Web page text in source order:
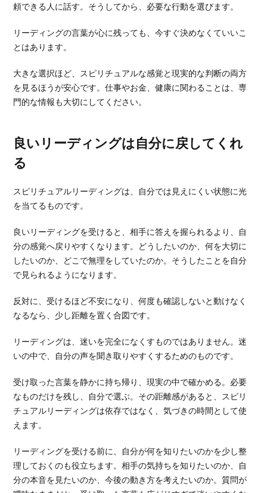
頼できる人に話す。そうしてから、必要な行動を選びます。
リーディングの言葉が心に残っても、今すぐ決めなくていいこ
とはあります。
大きな選択ほど、スピリチュアルな感覚と現実的な判断の両方
を見るほうが安心です。仕事やお金、健康に関わることは、専
門的な情報も大切にしてください。
良いリーディングは自分に戻してくれ
る
スピリチュアルリーディングは、自分では見えにくい状態に光
を当てるものです。
良いリーディングを受けると、相手に答えを握られるより、自
分の感覚へ戻りやすくなります。どうしたいのか、何を大切に
したいのか、どこで無理をしていたのか。そうしたことを自分
で見られるようになります。
反対に、受けるほど不安になり、何度も確認しないと動けなく
なるなら、少し距離を置く合図です。
リーディングは、迷いを完全になくすものではありません。迷
いの中で、自分の声を聞き取りやすくするためのものです。
受け取った言葉を静かに持ち帰り、現実の中で確かめる。必要
なものだけを残し、自分で選ぶ。その距離感があると、スピリ
チュアルリーディングは依存ではなく、気づきの時間として使
えます。
リーディングを受ける前に、自分が何を知りたいのかを少し整
理しておくのも役立ちます。相手の気持ちを知りたいのか、自
分の本音を見たいのか、今後の動き方を考えたいのか。質問が